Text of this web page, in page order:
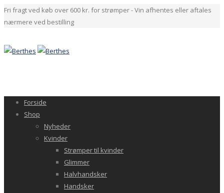
Fri fragt ved køb over 600 kr. for strømper - Vin afhentes eller aftales
nærmere ved bestilling
Forside
Shop
Nyheder
Kvinder
Strømper til kvinder
Glimmer
Halvhandsker
Handsker